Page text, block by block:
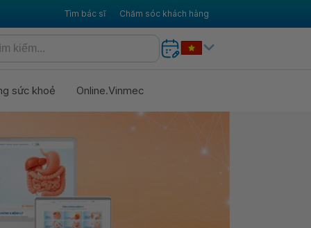
Tìm bác sĩ Chăm sóc khách hàng
sức khoẻ Online.Vinmec